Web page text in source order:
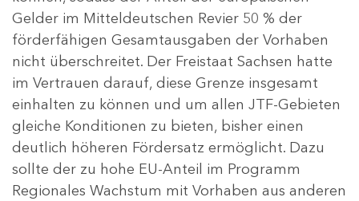
Gelder im Mitteldeutschen Revier 50 % der
förderfähigen Gesamtausgaben der Vorhaben
nicht überschreitet. Der Freistaat Sachsen hatte
im Vertrauen darauf, diese Grenze insgesamt
einhalten zu können und um allen JTF-Gebieten
gleiche Konditionen zu bieten, bisher einen
deutlich höheren Fördersatz ermöglicht. Dazu
sollte der zu hohe EU-Anteil im Programm
Regionales Wachstum mit Vorhaben aus anderen